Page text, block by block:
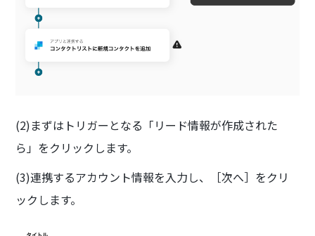
(2)まずはトリガーとなる「リード情報が作成された
ら」をクリックします。
(3)連携するアカウント情報を入力し、［次へ］をクリ
ックします。